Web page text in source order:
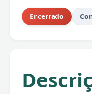
Encerrado